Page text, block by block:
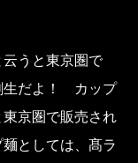
うと東京圏で
生だよ！ カップ
京圏で販売され
としては、髙ラ